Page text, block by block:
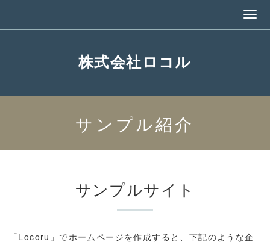
株式会社ロコル
サンプル紹介
サンプルサイト
「Locoru」でホームページを作成すると、下記のような企